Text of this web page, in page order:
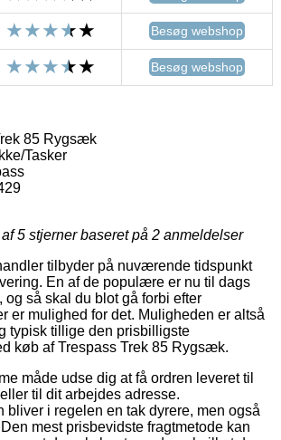
Besøg webshop
Besøg webshop
85 Rygsæk
Tasker
5 stjerner baseret på 2 anmeldelser
tilbyder på nuværende tidspunkt
En af de populære er nu til dags
og så skal du blot gå forbi efter
er mulighed for det. Muligheden er altså
typisk tillige den prisbilligste
køb af Trespass Trek 85 Rygsæk.
måde udse dig at få ordren leveret til
til dit arbejdes adresse.
bliver i regelen en tak dyrere, men også
mest prisbevidste fragtmetode kan